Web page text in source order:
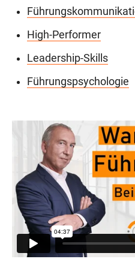
High-Performer
Leadership-Skills
Führungspsychologie